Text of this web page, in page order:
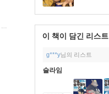
이 책이 담긴 리스트
g***y님의 리스트
슬라임
카와카미 타이키 글,그림/후세,밋츠바 원저/도영명 역
소미미디어 | 2016년 10월 13일